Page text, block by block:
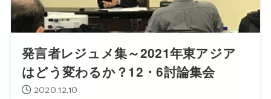
発言者レジュメ集～2021年東アジア
はどう変わるか？12・6討論集会
2020.12.10